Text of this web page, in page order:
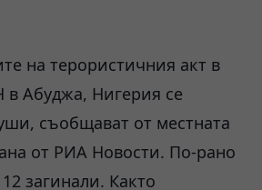
на терористичния акт в
в Абуджа, Нигерия се
съобщават от местната
от РИА Новости. По-рано
загинали. Както